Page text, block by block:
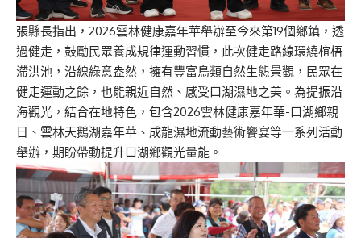
張縣長指出，2026雲林健康嘉年華舉辦至今來第19個鄉鎮，透
過健走，鼓勵民眾養成規律運動習慣，此次健走路線環繞椬梧
滯洪池，沿線綠意盎然，擁有豐富鳥類自然生態景觀，民眾在
健走運動之餘，也能親近自然、感受口湖濕地之美。為提振沿
海觀光，結合在地特色，包含2026雲林健康嘉年華-口湖鄉親
日、雲林天鵝湖嘉年華、成龍濕地流動藝術饗宴等一系列活動
舉辦，期盼帶動提升口湖鄉觀光量能。